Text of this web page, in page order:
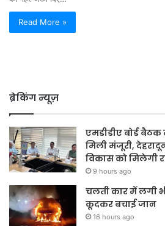
Read More »
ब्रेकिंग न्यूज़
एमडीडीए बोर्ड बैठक
मिली मंजूरी,
विकास को मिलेगी
9 hours ago
चलती कार में लगी
कूदकर बचाई जान
16 hours ago